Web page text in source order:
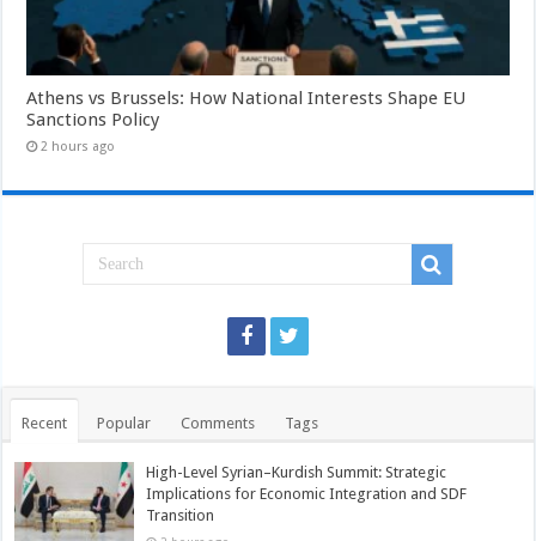
Athens vs Brussels: How National Interests Shape EU
Sanctions Policy
2 hours ago
Recent Popular Comments Tags
High-Level Syrian–Kurdish Summit: Strategic
Implications for Economic Integration and SDF
Transition